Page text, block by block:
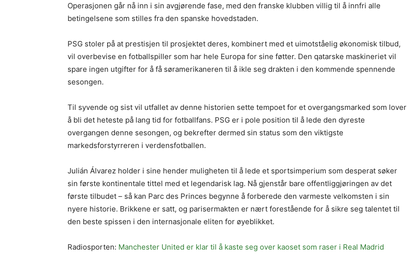
Operasjonen går nå inn i sin avgjørende fase, med den franske klubben villig til å innfri alle
betingelsene som stilles fra den spanske hovedstaden.
PSG stoler på at prestisjen til prosjektet deres, kombinert med et uimotståelig økonomisk tilbud,
vil overbevise en fotballspiller som har hele Europa for sine føtter. Den qatarske maskineriet vil
spare ingen utgifter for å få søramerikaneren til å ikle seg drakten i den kommende spennende
sesongen.
Til syvende og sist vil utfallet av denne historien sette tempoet for et overgangsmarked som lover
å bli det heteste på lang tid for fotballfans. PSG er i pole position til å lede den dyreste
overgangen denne sesongen, og bekrefter dermed sin status som den viktigste
markedsforstyrreren i verdensfotballen.
Julián Álvarez holder i sine hender muligheten til å lede et sportsimperium som desperat søker
sin første kontinentale tittel med et legendarisk lag. Nå gjenstår bare offentliggjøringen av det
første tilbudet – så kan Parc des Princes begynne å forberede den varmeste velkomsten i sin
nyere historie. Brikkene er satt, og parisermakten er nært forestående for å sikre seg talentet til
den beste spissen i den internasjonale eliten for øyeblikket.
Radiosporten: Manchester United er klar til å kaste seg over kaoset som raser i Real Madrid